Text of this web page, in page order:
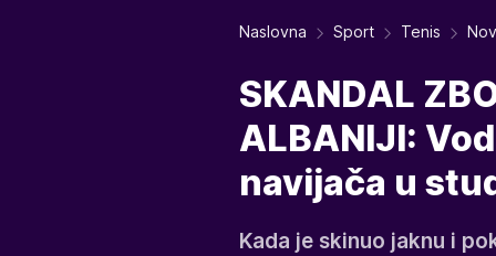
Naslovna Sport Tenis
SKANDAL
ALBANIJI:
navijača u
Kada je skinuo jaknu i